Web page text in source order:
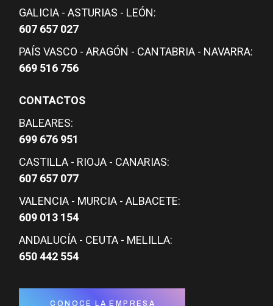
GALICIA - ASTURIAS - LEÓN:
607 657 027
PAÍS VASCO - ARAGÓN - CANTABRIA - NAVARRA:
669 516 756
CONTACTOS
BALEARES:
699 676 951
CASTILLA - RIOJA - CANARIAS:
607 657 077
VALENCIA - MURCIA - ALBACETE:
609 013 154
ANDALUCÍA - CEUTA - MELILLA:
650 442 554
CONOCE LA EMPRESA